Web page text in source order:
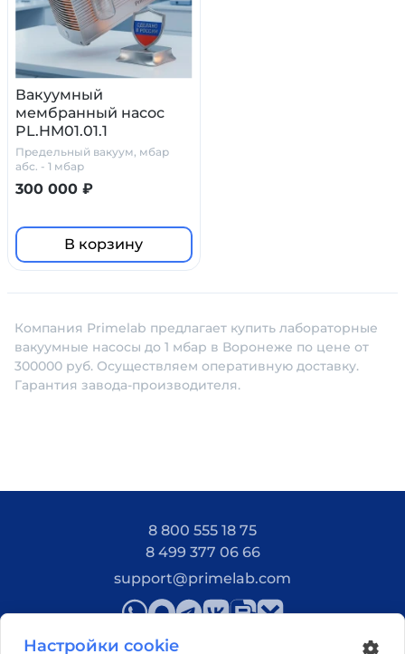
Вакуумный
мембранный насос
PL.HM01.01.1
Предельный вакуум, мбар
абс. - 1 мбар
300 000 ₽
В корзину
Компания Primelab предлагает купить лабораторные
вакуумные насосы до 1 мбар в Воронеже по цене от
300000 руб. Осуществляем оперативную доставку.
Гарантия завода-производителя.
8 800 555 18 75
8 499 377 06 66
support@primelab.com
Настройки cookie